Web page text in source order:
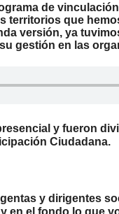
de
que
versión, ya
gestión en las
y fueron
Ciudadana.
y dirigentes
el fondo lo que